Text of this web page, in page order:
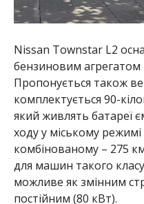
Nissan Townstar L2
бензиновим агрегатом
Пропонується також
комплектується 90-
який живлять батареї
ходу у міському режимі
комбінованому – 275
для машин такого
можливе як змінним
постійним (80 кВт).